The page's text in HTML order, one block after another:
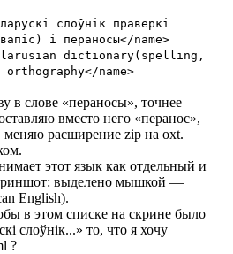
слоўнік праверкі
і пераносы</name>
dictionary(spelling,
name>
в слове «пераносы», точнее
вместо него «перанос»,
расширение zip на oxt.
этот язык как отдельный и
выделено мышкой —
English).
в этом списке на скрине было
слоўнік...» то, что я хочу
?